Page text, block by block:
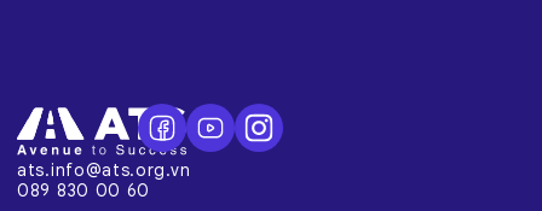
ats.info@ats.org.vn
089 830 00 60